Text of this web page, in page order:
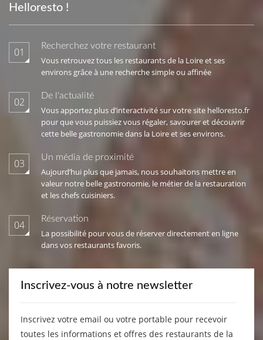
Helloresto !
01 Recherchez votre restaurant
Vous retrouvez tous les restaurants de la Loire et ses
environs grâce à une recherche simple ou affinée
02 De l'actualité
Vous apportez plus d’interactivité sur votre site helloresto.fr
pour que vous puissiez vous régaler, savourer et découvrir
cette belle gastronomie dans la Loire et ses environs.
03 Un média de proximité
Aujourd’hui plus que jamais, nous souhaitons mettre en
valeur notre belle gastronomie, le métier de la restauration
et les chefs cuisiniers.
04 Réservation
La possibilité pour vous de réserver directement en ligne
dans vos restaurants favoris.
Inscrivez-vous à notre newsletter
Inscrivez votre email ou votre portable pour recevoir
toutes les informations et offres des restaurants de la